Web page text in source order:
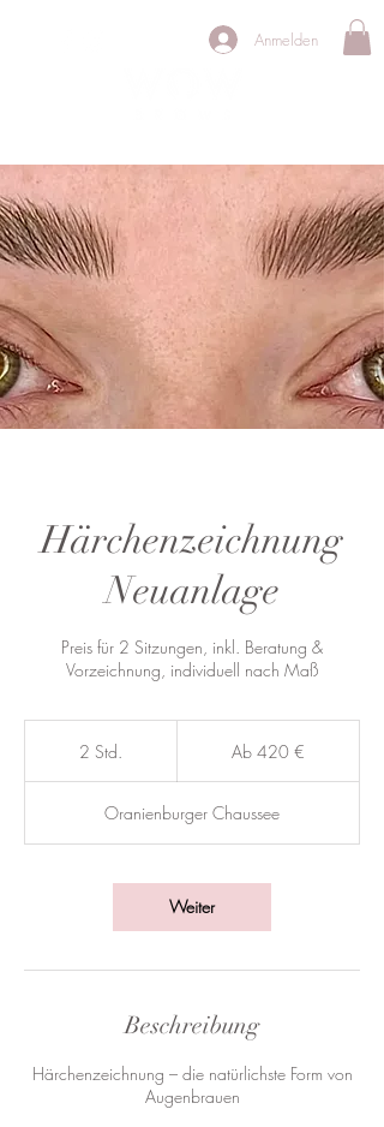
Anmelden
Härchenzeichnung
Neuanlage
Preis für 2 Sitzungen, inkl. Beratung &
Vorzeichnung, individuell nach Maß
2 Std.
d
.
Ab 420 €
Oranienburger Chaussee
Weiter
Beschreibung
Härchenzeichnung – die natürlichste Form von
Augenbrauen